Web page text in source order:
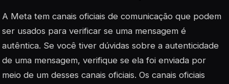
A Meta tem canais oficiais de comunicação que podem
ser usados ​​para verificar se uma mensagem é
autêntica. Se você tiver dúvidas sobre a autenticidade
de uma mensagem, verifique se ela foi enviada por
meio de um desses canais oficiais. Os canais oficiais